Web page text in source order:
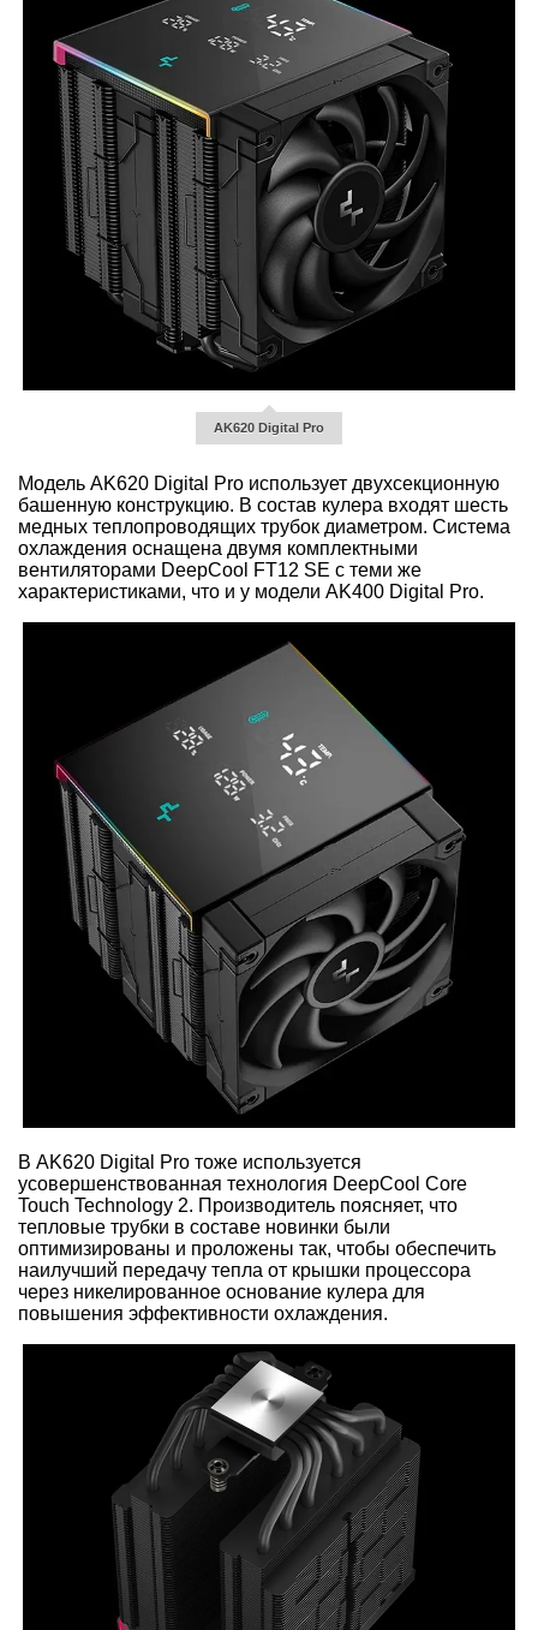
AK620 Digital Pro
Модель AK620 Digital Pro использует двухсекционную
башенную конструкцию. В состав кулера входят шесть
медных теплопроводящих трубок диаметром. Система
охлаждения оснащена двумя комплектными
вентиляторами DeepCool FT12 SE с теми же
характеристиками, что и у модели AK400 Digital Pro.
В AK620 Digital Pro тоже используется
усовершенствованная технология DeepCool Core
Touch Technology 2. Производитель поясняет, что
тепловые трубки в составе новинки были
оптимизированы и проложены так, чтобы обеспечить
наилучший передачу тепла от крышки процессора
через никелированное основание кулера для
повышения эффективности охлаждения.